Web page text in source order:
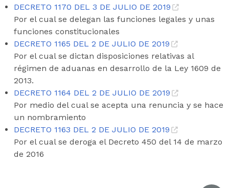
DECRETO 1170 DEL 3 DE JULIO DE 2019
Por el cual se delegan las funciones legales y unas
funciones constitucionales
DECRETO 1165 DEL 2 DE JULIO DE 2019
Por el cual se dictan disposiciones relativas al
régimen de aduanas en desarrollo de la Ley 1609 de
2013.
DECRETO 1164 DEL 2 DE JULIO DE 2019
Por medio del cual se acepta una renuncia y se hace
un nombramiento
DECRETO 1163 DEL 2 DE JULIO DE 2019
Por el cual se deroga el Decreto 450 del 14 de marzo
de 2016